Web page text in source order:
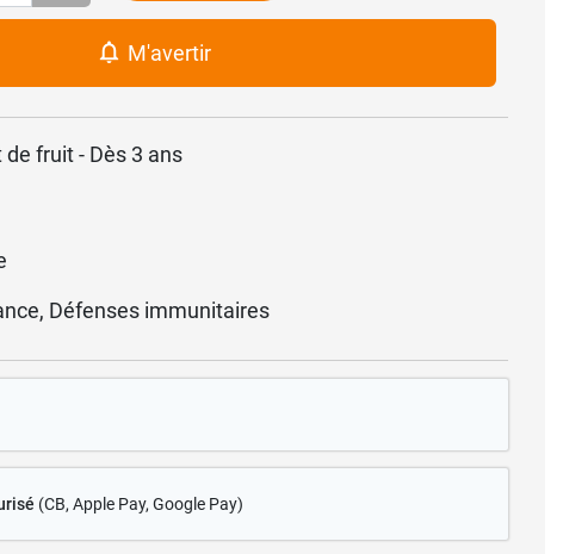
M'avertir
fruit - Dès 3 ans
Défenses immunitaires
(CB, Apple Pay, Google Pay)